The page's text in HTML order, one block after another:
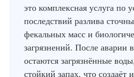
это комплексная услуга по
последствий разлива
фекальных масс и
загрязнений. После аварии
остаются загрязнённые
стойкий запах, что